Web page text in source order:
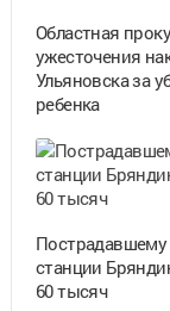
Областная
ужесточения
Ульяновска за
ребенка
Пострадавшему
станции
60 тысяч